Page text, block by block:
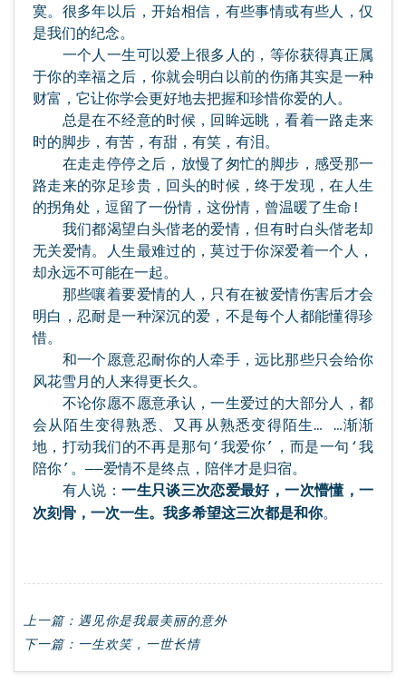
寞。很多年以后，开始相信，有些事情或有些人，仅
是我们的纪念。
一个人一生可以爱上很多人的，等你获得真正属
于你的幸福之后，你就会明白以前的伤痛其实是一种
财富，它让你学会更好地去把握和珍惜你爱的人。
总是在不经意的时候，回眸远眺，看着一路走来
时的脚步，有苦，有甜，有笑，有泪。
在走走停停之后，放慢了匆忙的脚步，感受那一
路走来的弥足珍贵，回头的时候，终于发现，在人生
的拐角处，逗留了一份情，这份情，曾温暖了生命!
我们都渴望白头偕老的爱情，但有时白头偕老却
无关爱情。人生最难过的，莫过于你深爱着一个人，
却永远不可能在一起。
那些嚷着要爱情的人，只有在被爱情伤害后才会
明白，忍耐是一种深沉的爱，不是每个人都能懂得珍
惜。
和一个愿意忍耐你的人牵手，远比那些只会给你
风花雪月的人来得更长久。
不论你愿不愿意承认，一生爱过的大部分人，都
会从陌生变得熟悉、又再从熟悉变得陌生… …渐渐
地，打动我们的不再是那句‘我爱你’，而是一句‘我
陪你’。——爱情不是终点，陪伴才是归宿。
有人说：一生只谈三次恋爱最好，一次懵懂，一
次刻骨，一次一生。我多希望这三次都是和你。
上一篇： 遇见你是我最美丽的意外
下一篇： 一生欢笑，一世长情